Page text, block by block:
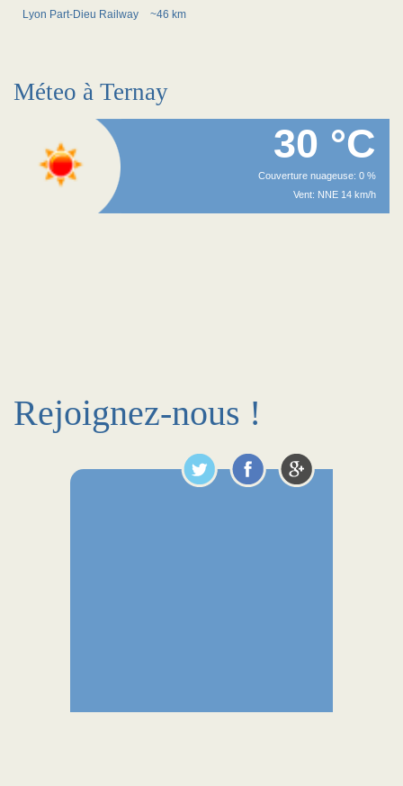
Lyon Part-Dieu Railway
~46 km
Méteo à Ternay
30 °C
Couverture nuageuse: 0 %
Vent: NNE 14 km/h
Rejoignez-nous !